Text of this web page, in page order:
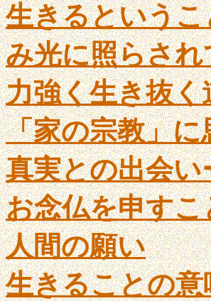
生きるというこ
み光に照らされ
力強く生き抜く
「家の宗教」に
真実との出会
お念仏を申すこ
人間の願い
生きることの意